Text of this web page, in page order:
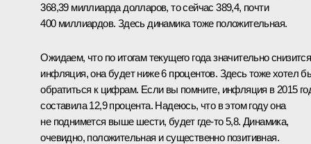
368,39 миллиарда долларов, то сейчас 389,4, почти
400 миллиардов. Здесь динамика тоже положительная.
Ожидаем, что по итогам текущего года значительно снизится
инфляция, она будет ниже 6 процентов. Здесь тоже хотел
обратиться к цифрам. Если вы помните, инфляция в 2015
составила 12,9 процента. Надеюсь, что в этом году она
не поднимется выше шести, будет где‑то 5,8. Динамика,
очевидно, положительная и существенно позитивная.